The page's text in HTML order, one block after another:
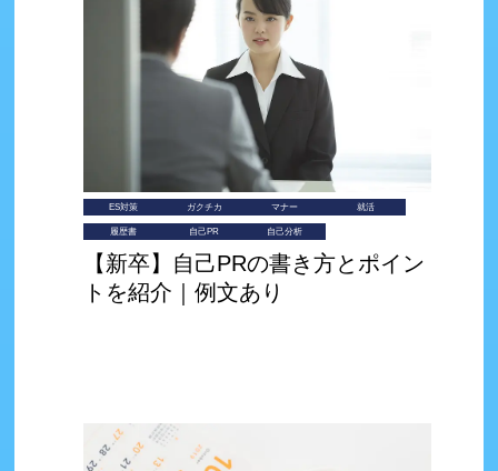
ES対策 ガクチカ マナー 就活
履歴書 自己PR 自己分析
【新卒】自己PRの書き方とポイン
トを紹介｜例文あり